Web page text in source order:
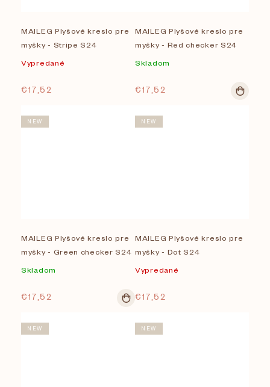
MAILEG Plyšové kreslo pre
myšky - Stripe S24
Vypredané
€17,52
MAILEG Plyšové kreslo pre
myšky - Red checker S24
Skladom
€17,52
NEW
MAILEG Plyšové kreslo pre
myšky - Green checker S24
Skladom
€17,52
NEW
MAILEG Plyšové kreslo pre
myšky - Dot S24
Vypredané
€17,52
NEW NEW